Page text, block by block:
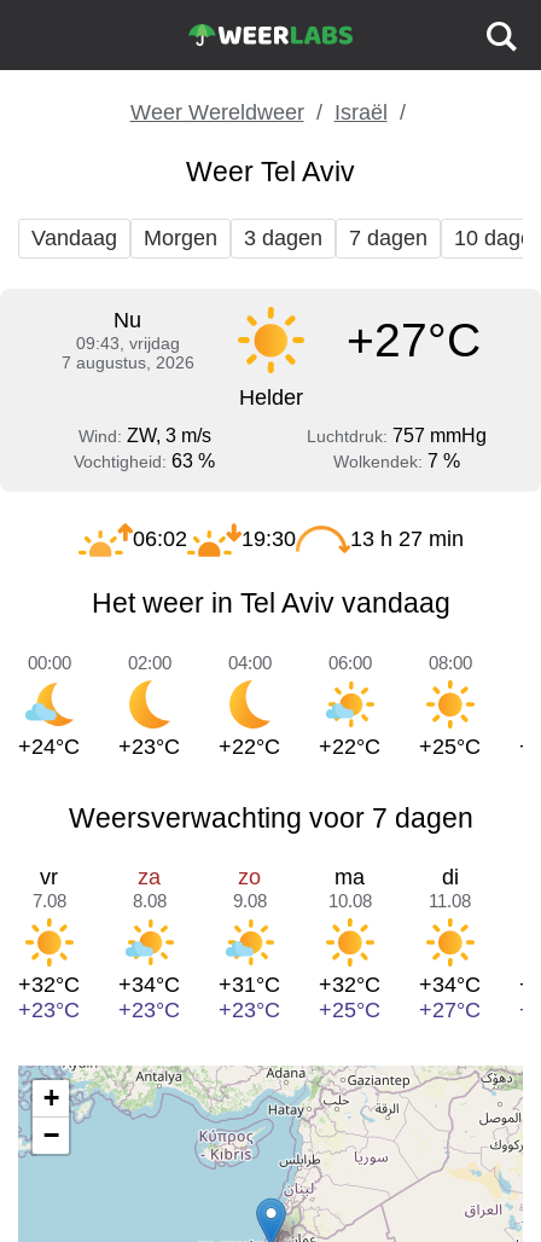
Weer Wereldweer Israël
Weer Tel Aviv
Vandaag Morgen 3 dagen 7 dagen 10
Nu
09:43, vrijdag
7 augustus, 2026
+27°C
Helder
Wind: ZW, 3 m/s Luchtdruk: 757 mmHg
Vochtigheid: 63 % Wolkendek: 7 %
06:02 19:30 13 h 27 min
Het weer in Tel Aviv vandaag
00:00
+24°C
02:00
+23°C
04:00
+22°C
06:00
+22°C
08:00
+25°C
Weersverwachting voor 7 dagen
vr
7.08
+32°C
+23°C
za
8.08
+34°C
+23°C
zo
9.08
+31°C
+23°C
ma
10.08
+32°C
+25°C
di
11.08
+34°C
+27°C
+
−